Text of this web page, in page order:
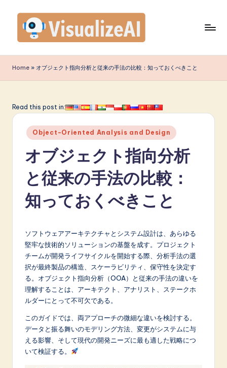
content
is
u
li
Home » オブジェクト指向分析と従来の手法の比較：知っておくべきこと
Read this post in:
Posted
in
Object-Oriented Analysis and Design
オブジェクト指向分析
と従来の手法の比較：
知っておくべきこと
ソフトウェアアーキテクチャとシステム設計は、あらゆる
堅牢な技術的ソリューションの基盤を成す。プロジェクト
チームが開発ライフサイクルを開始する際、分析手法の選
択が最終製品の構造、スケーラビリティ、保守性を決定す
る。オブジェクト指向分析（OOA）と従来の手法の違いを
理解することは、アーキテクト、アナリスト、ステークホ
ルダーにとって不可欠である。
このガイドでは、両アプローチの微細な違いを検討する。
データと振る舞いのモデリング方法、変更がシステムに与
える影響、そして現代の開発ニーズに最も適した戦略につ
いて検証する。